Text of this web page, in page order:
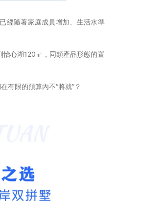
經隨著家庭成員增加、生活水準
心湖120㎡，同類產品形態的置
有限的預算內不“將就”？